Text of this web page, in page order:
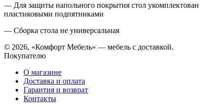
— Для защиты напольного покрытия стол укомплектован
пластиковыми подпятниками
— Сборка стола не универсальная
© 2026, «Комфорт Мебель» — мебель с доставкой.
Покупателю
О магазине
Доставка и оплата
Гарантия и возврат
Контакты